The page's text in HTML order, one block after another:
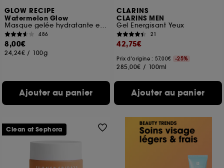
GLOW RECIPE
Watermelon Glow
Masque gelée hydratante et apaisante
486
8,00€
24,24€ / 100g
Ajouter au panier
CLARINS
CLARINS MEN
Gel Energisant Yeux
21
42,75€
Prix d'origine : 57,00€ -25%
285,00€ / 100ml
Ajouter au panier
Clean at Sephora